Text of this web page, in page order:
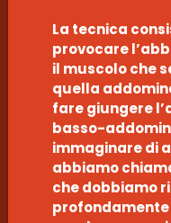
La tecnica
provocare
il muscolo che
quella
fare giungere
basso-
immaginare di
abbiamo
che dobbiamo
profondamente